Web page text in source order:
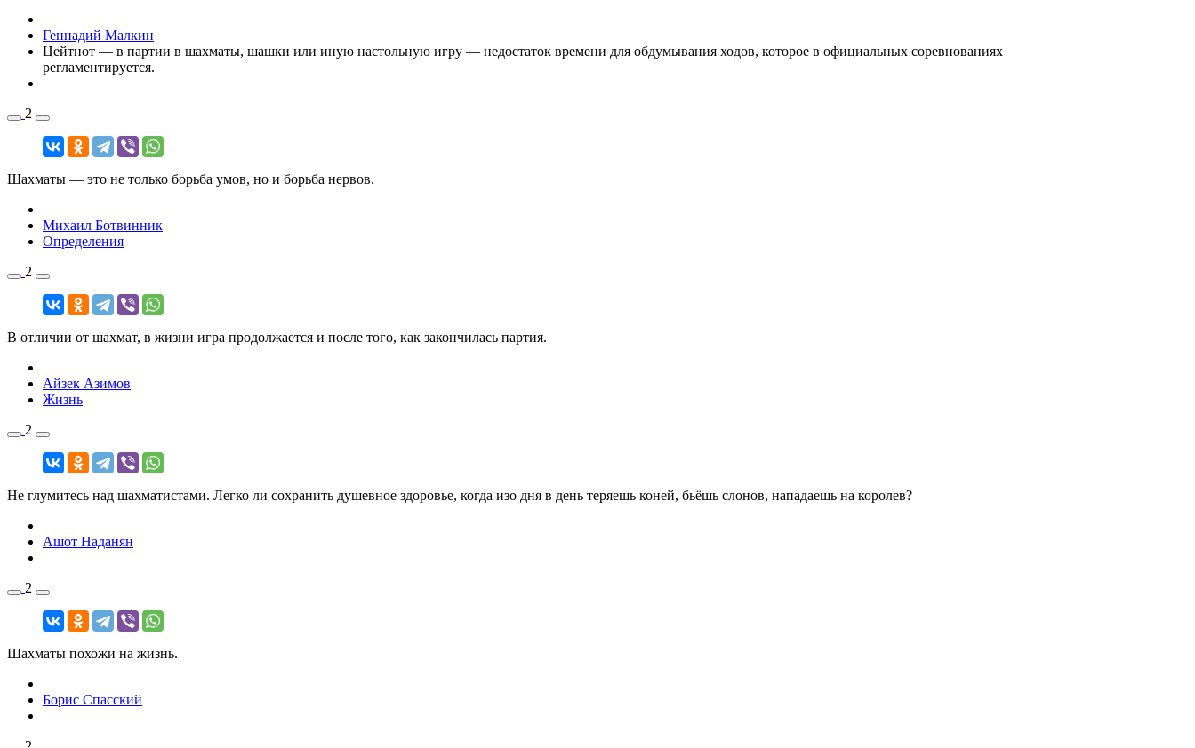
Геннадий Малкин
Цейтнот — в партии в шахматы, шашки или иную настольную игру — недостаток времени для обдумывания ходов, которое в официальных соревнованиях
регламентируется.
2
Шахматы — это не только борьба умов, но и борьба нервов.
Михаил Ботвинник
Определения
2
В отличии от шахмат, в жизни игра продолжается и после того, как закончилась партия.
Айзек Азимов
Жизнь
2
Не глумитесь над шахматистами. Легко ли сохранить душевное здоровье, когда изо дня в день теряешь коней, бьёшь слонов, нападаешь на королев?
Ашот Наданян
2
Шахматы похожи на жизнь.
Борис Спасский